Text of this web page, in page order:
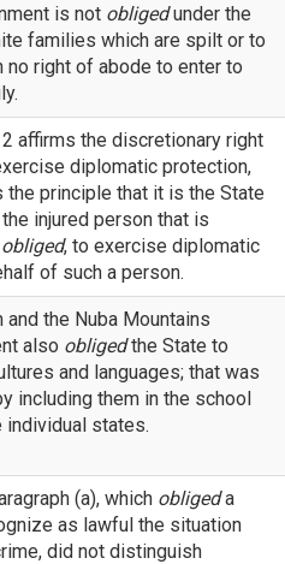
is not obligedunder the
families which are spilt or to
right of abode to enter to
affirms the discretionary right
diplomatic protection,
principle that it is the State
injured person that is
obliged, to exercise diplomatic
of such a person.
and the Nuba Mountains
also obligedthe State to
and languages; that was
including them in the school
individual states.
(a), which obligeda
as lawful the situation
did not distinguish